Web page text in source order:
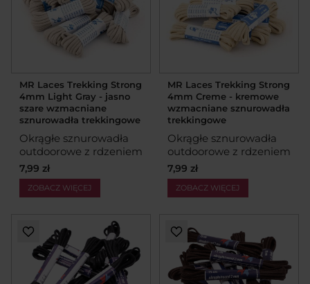
MR Laces Trekking Strong
4mm Light Gray - jasno
szare wzmacniane
sznurowadła trekkingowe
Okrągłe sznurowadła
outdoorowe z rdzeniem
7,99 zł
ZOBACZ WIĘCEJ
MR Laces Trekking Strong
4mm Creme - kremowe
wzmacniane sznurowadła
trekkingowe
Okrągłe sznurowadła
outdoorowe z rdzeniem
7,99 zł
ZOBACZ WIĘCEJ